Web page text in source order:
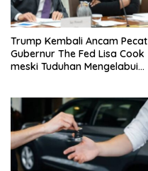
Trump Kembali Ancam Pecat
Gubernur The Fed Lisa Cook
meski Tuduhan Mengelabui